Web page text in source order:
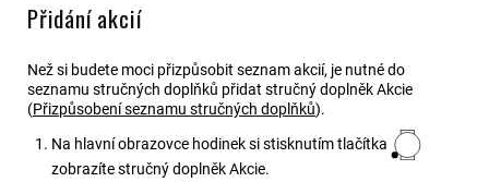
Přidání akcií
Než si budete moci přizpůsobit seznam akcií, je nutné do
seznamu stručných doplňků přidat stručný doplněk Akcie
(Přizpůsobení seznamu stručných doplňků).
Na hlavní obrazovce hodinek si stisknutím tlačítka
zobrazíte stručný doplněk Akcie.